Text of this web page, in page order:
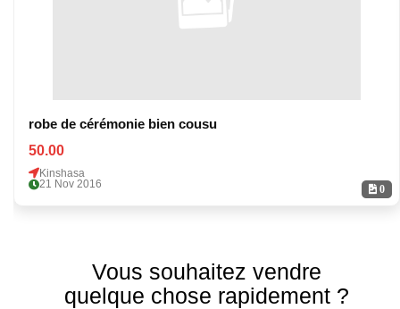
0
robe de cérémonie bien cousu
50.00
Kinshasa
21 Nov 2016
Vous souhaitez vendre
quelque chose rapidement ?